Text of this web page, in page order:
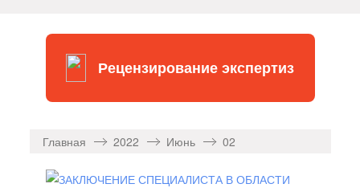
Рецензирование экспертиз
Главная 2022 Июнь 02